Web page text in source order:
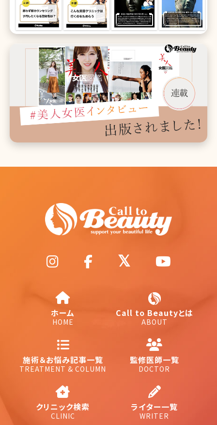
ホーム
HOME
Call to Beautyとは
ABOUT
施術＆お悩み記事一覧
TREATMENT & COLUMN
監修医師一覧
DOCTOR
クリニック検索
CLINIC
ライター一覧
WRITER